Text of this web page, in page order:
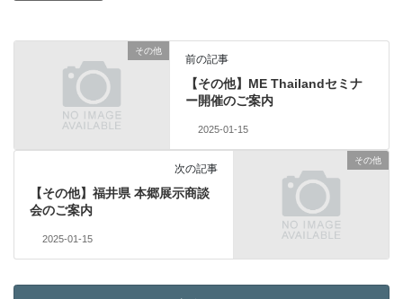
その他
前の記事
【その他】ME Thailandセミナ
ー開催のご案内
2025-01-15
その他
次の記事
【その他】福井県 本郷展示商談
会のご案内
2025-01-15